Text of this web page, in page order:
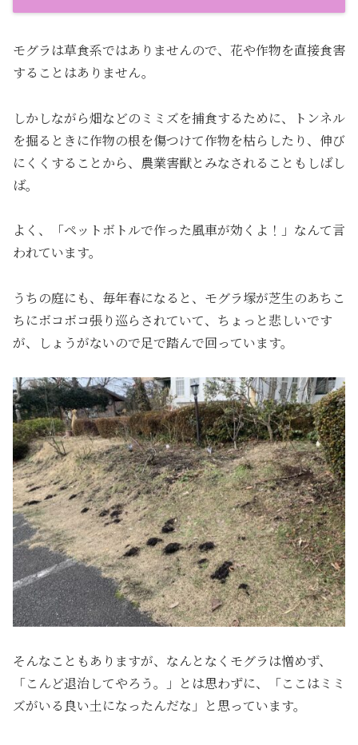
モグラは草食系ではありませんので、花や作物を直接食害
することはありません。
しかしながら畑などのミミズを捕食するために、トンネル
を掘るときに作物の根を傷つけて作物を枯らしたり、伸び
にくくすることから、農業害獣とみなされることもしばし
ば。
よく、「ペットボトルで作った風車が効くよ！」なんて言
われています。
うちの庭にも、毎年春になると、モグラ塚が芝生のあちこ
ちにボコボコ張り巡らされていて、ちょっと悲しいです
が、しょうがないので足で踏んで回っています。
そんなこともありますが、なんとなくモグラは憎めず、
「こんど退治してやろう。」とは思わずに、「ここはミミ
ズがいる良い土になったんだな」と思っています。